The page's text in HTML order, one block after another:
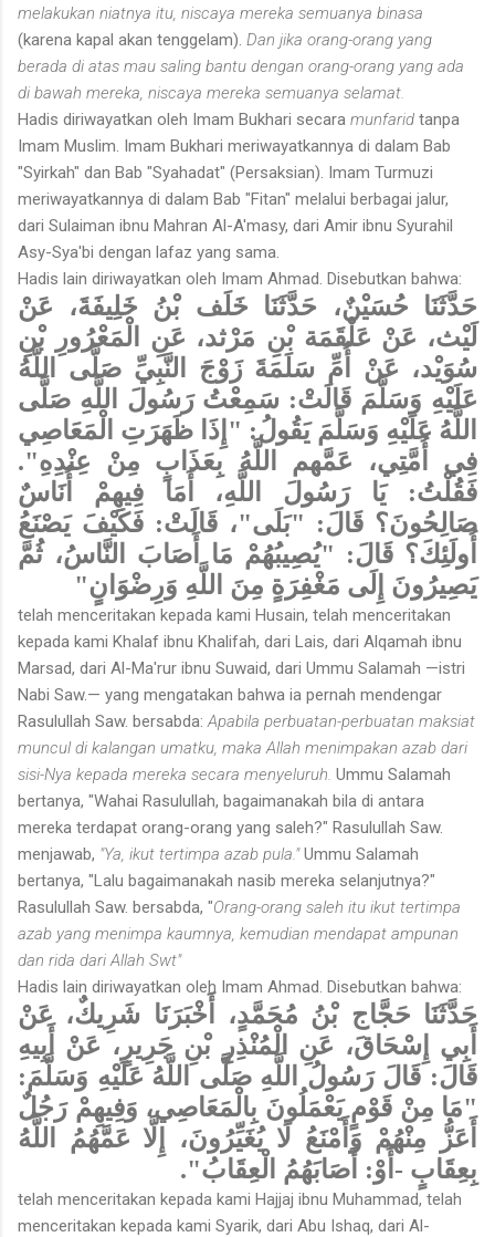
melakukan niatnya itu, niscaya mereka semuanya binasa
(karena kapal akan tenggelam). Dan jika orang-orang yang
berada di atas mau saling bantu dengan orang-orang yang ada
di bawah mereka, niscaya mereka semuanya selamat.
Hadis diriwayatkan oleh Imam Bukhari secara munfarid tanpa
Imam Muslim. Imam Bukhari meriwayatkannya di dalam Bab
"Syirkah" dan Bab "Syahadat" (Persaksian). Imam Turmuzi
meriwayatkannya di dalam Bab "Fitan" melalui berbagai jalur,
dari Sulaiman ibnu Mahran Al-A'masy, dari Amir ibnu Syurahil
Asy-Sya'bi dengan lafaz yang sama.
Hadis lain diriwayatkan oleh Imam Ahmad. Disebutkan bahwa:
حَدَّثَنَا حُسَيْنٌ، حَدَّثَنَا خَلَف بْنُ خَلِيفَةَ، عَنْ
لَيْث، عَنْ عَلْقَمَة بْنِ مَرْثد، عَنِ الْمَعْرُورِ بْنِ
سُوَيْد، عَنْ أُمِّ سَلَمَةَ زَوْجَ النَّبِيِّ صَلَّى اللَّهُ
عَلَيْهِ وَسَلَّمَ قَالَتْ: سَمِعْتُ رَسُولَ اللَّهِ صَلَّى
اللَّهُ عَلَيْهِ وَسَلَّمَ يَقُولُ: "إِذَا ظَهَرَتِ الْمَعَاصِي
فِي أُمَّتِي، عَمَّهم اللَّهُ بِعَذَابٍ مِنْ عِنْدِهِ".
فَقُلْتُ: يَا رَسُولَ اللَّهِ، أَمَا فِيهِمْ أُنَاسٌ
صَالِحُونَ؟ قَالَ: "بَلَى"، قَالَتْ: فَكَيْفَ يَصْنَعُ
أُولَئِكَ؟ قَالَ: "يُصِيبُهُمْ مَا أَصَابَ النَّاسُ، ثُمَّ
يَصِيرُونَ إِلَى مَغْفِرَةٍ مِنَ اللَّهِ وَرِضْوَانٍ"
telah menceritakan kepada kami Husain, telah menceritakan
kepada kami Khalaf ibnu Khalifah, dari Lais, dari Alqamah ibnu
Marsad, dari Al-Ma'rur ibnu Suwaid, dari Ummu Salamah —istri
Nabi Saw.— yang mengatakan bahwa ia pernah mendengar
Rasulullah Saw. bersabda: Apabila perbuatan-perbuatan maksiat
muncul di kalangan umatku, maka Allah menimpakan azab dari
sisi-Nya kepada mereka secara menyeluruh. Ummu Salamah
bertanya, "Wahai Rasulullah, bagaimanakah bila di antara
mereka terdapat orang-orang yang saleh?" Rasulullah Saw.
menjawab, "Ya, ikut tertimpa azab pula."Ummu Salamah
bertanya, "Lalu bagaimanakah nasib mereka selanjutnya?"
Rasulullah Saw. bersabda, "Orang-orang saleh itu ikut tertimpa
azab yang menimpa kaumnya, kemudian mendapat ampunan
dan rida dari Allah Swt"
Hadis lain diriwayatkan oleh Imam Ahmad. Disebutkan bahwa:
حَدَّثَنَا حَجَّاج بْنُ مُحَمَّدٍ، أَخْبَرَنَا شَرِيكٌ، عَنْ
أَبِي إِسْحَاقَ، عَنِ الْمُنْذِرِ بْنِ جَرِيرٍ، عَنْ أَبِيهِ
قَالَ: قَالَ رَسُولُ اللَّهِ صَلَّى اللَّهُ عَلَيْهِ وَسَلَّمَ:
"مَا مِنْ قَوْمٍ يَعْمَلُونَ بِالْمَعَاصِي، وَفِيهِمْ رَجُلٌ
أَعَزُّ مِنْهُمْ وَأَمْنَعُ لَا يُغَيِّرُونَ، إِلَّا عَمَّهُمُ اللَّهُ
بِعِقَابٍ -أَوْ: أَصَابَهُمُ الْعِقَابُ".
telah menceritakan kepada kami Hajjaj ibnu Muhammad, telah
menceritakan kepada kami Syarik, dari Abu Ishaq, dari Al-